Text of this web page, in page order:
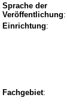
Sprache der
Veröffentlichung:
Einrichtung:
Fachgebiet: